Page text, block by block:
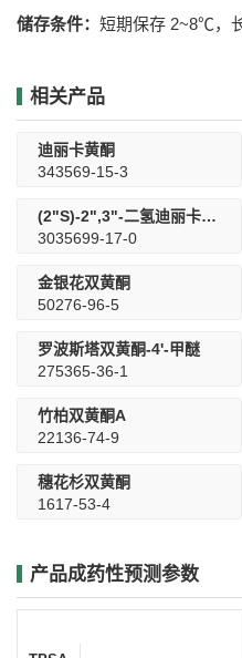
储存条件： 短期保存 2~8℃，
相关产品
迪丽卡黄酮
343569-15-3
(2"S)-2",3"-二氢迪丽卡黄酮
3035699-17-0
金银花双黄酮
50276-96-5
罗波斯塔双黄酮-4'-甲醚
275365-36-1
竹柏双黄酮A
22136-74-9
穗花杉双黄酮
1617-53-4
产品成药性预测参数